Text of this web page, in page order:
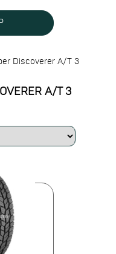
Discoverer A/T 3
A/T 3